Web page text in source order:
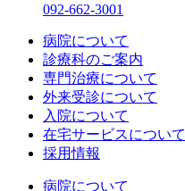
092-662-3001
病院について
診療科のご案内
専門治療について
外来受診について
入院について
在宅サービスについて
採用情報
病院について